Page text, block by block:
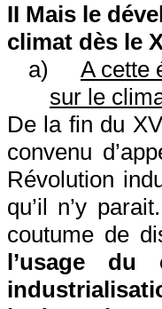
II Mais le
climat dès le
a)
A cette
sur le
De la fin du
convenu
Révolution
qu’il n’y
coutume de
l’usage du